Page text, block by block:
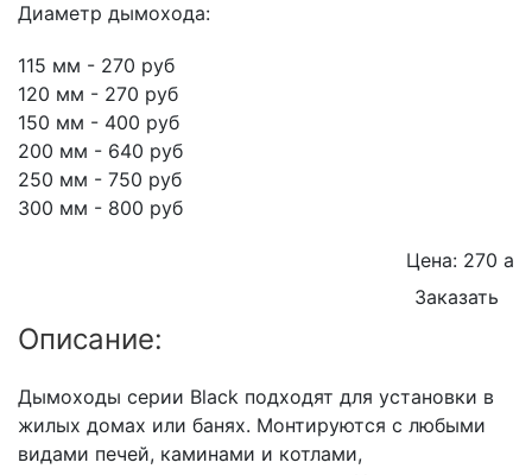
Диаметр дымохода:
115 мм - 270 руб
120 мм - 270 руб
150 мм - 400 руб
200 мм - 640 руб
250 мм - 750 руб
300 мм - 800 руб
Цена: 270 a
Заказать
Описание:
Дымоходы серии Black подходят для установки в
жилых домах или банях. Монтируются с любыми
видами печей, каминами и котлами,